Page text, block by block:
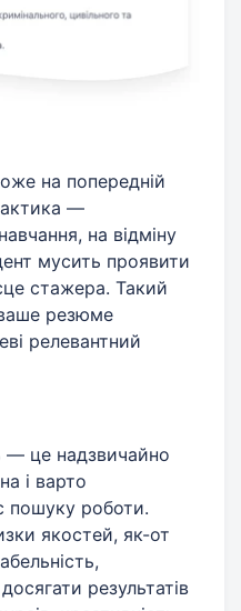
на попередній
—
на відміну
мусить проявити
стажера. Такий
резюме
релевантний
— це надзвичайно
і варто
пошуку роботи.
якостей, як-от
результатів